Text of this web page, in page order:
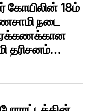
கோயிலின் 18ம்
நடை
தரிசனம்…